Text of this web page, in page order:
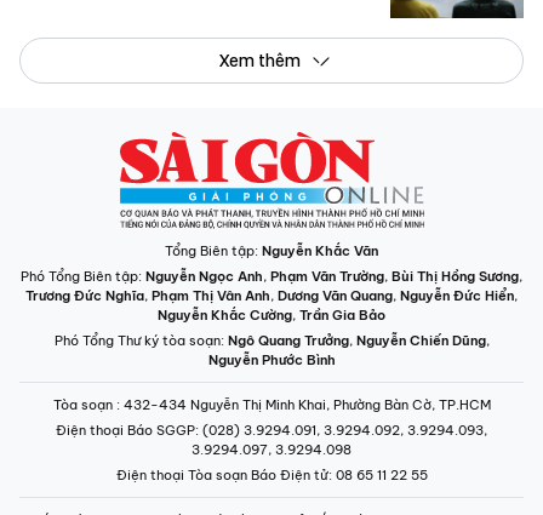
Xem thêm
Tổng Biên tập: Nguyễn Khắc Văn
Phó Tổng Biên tập: Nguyễn Ngọc Anh, Phạm Văn Trường, Bùi Thị Hồng Sương,
Trương Đức Nghĩa, Phạm Thị Vân Anh, Dương Văn Quang, Nguyễn Đức Hiển,
Nguyễn Khắc Cường, Trần Gia Bảo
Phó Tổng Thư ký tòa soạn: Ngô Quang Trưởng, Nguyễn Chiến Dũng,
Nguyễn Phước Bình
Tòa soạn : 432-434 Nguyễn Thị Minh Khai, Phường Bàn Cờ, TP.HCM
Điện thoại Báo SGGP: (028) 3.9294.091, 3.9294.092, 3.9294.093,
3.9294.097, 3.9294.098
Điện thoại Tòa soạn Báo Điện tử: 08 65 11 22 55